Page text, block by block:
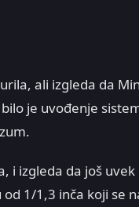
ali izgleda da
je uvođenje
i izgleda da još
1/1,3 inča koji se